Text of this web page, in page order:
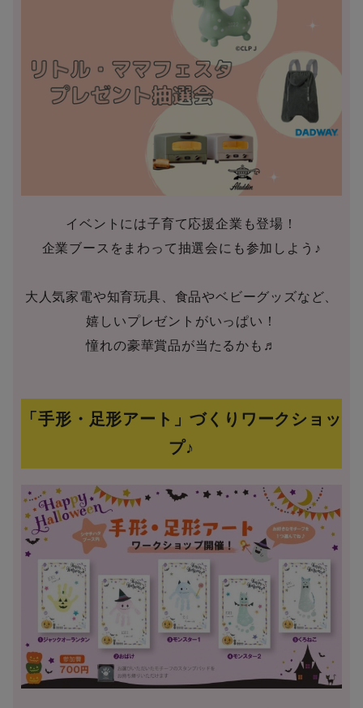
イベントには子育て応援企業も登場！
企業ブースをまわって抽選会にも参加しよう♪
大人気家電や知育玩具、食品やベビーグッズなど、
嬉しいプレゼントがいっぱい！
憧れの豪華賞品が当たるかも♬
「手形・足形アート」づくりワークショッ
プ♪